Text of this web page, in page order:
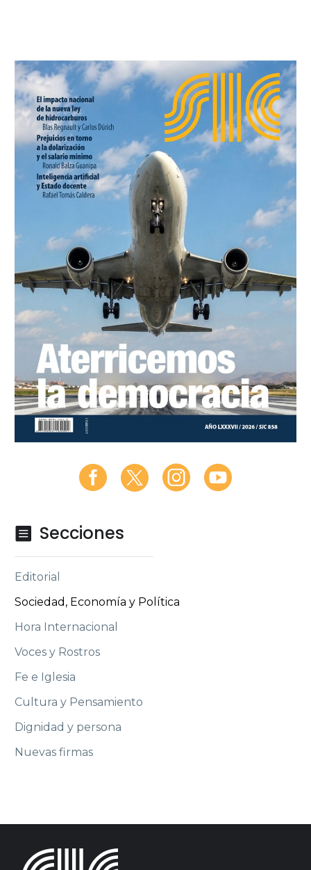
 Secciones
Editorial
Sociedad, Economía y Política
Hora Internacional
Voces y Rostros
Fe e Iglesia
Cultura y Pensamiento
Dignidad y persona
Nuevas firmas